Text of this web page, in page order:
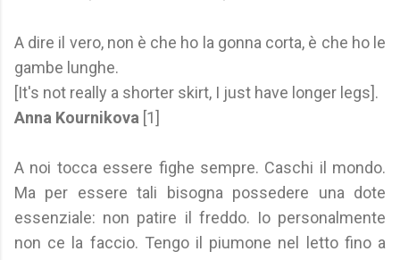
A dire il vero, non è che ho la gonna corta, è che ho le
gambe lunghe.
[It's not really a shorter skirt, I just have longer legs].
Anna Kournikova [1]
A noi tocca essere fighe sempre. Caschi il mondo.
Ma per essere tali bisogna possedere una dote
essenziale: non patire il freddo. Io personalmente
non ce la faccio. Tengo il piumone nel letto fino a